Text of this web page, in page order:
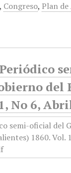
Congreso, Plan
del
No 6,